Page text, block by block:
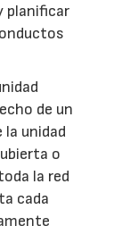
planificar
de un
unidad
o
la red
cada